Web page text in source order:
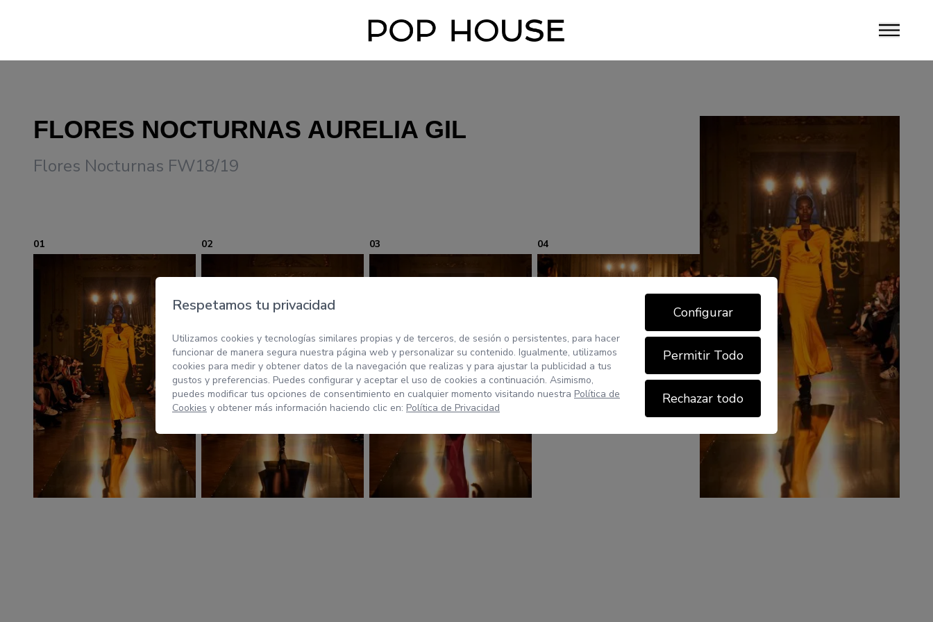
FLORES NOCTURNAS AURELIA GIL
Flores Nocturnas FW18/19
01 02 03 04
Respetamos tu privacidad
Utilizamos cookies y tecnologías similares propias y de terceros, de sesión o persistentes, para hacer
funcionar de manera segura nuestra página web y personalizar su contenido. Igualmente, utilizamos
cookies para medir y obtener datos de la navegación que realizas y para ajustar la publicidad a tus
gustos y preferencias. Puedes configurar y aceptar el uso de cookies a continuación. Asimismo,
puedes modificar tus opciones de consentimiento en cualquier momento visitando nuestra Política de
Cookies y obtener más información haciendo clic en: Política de Privacidad
Configurar
Permitir Todo
Rechazar todo